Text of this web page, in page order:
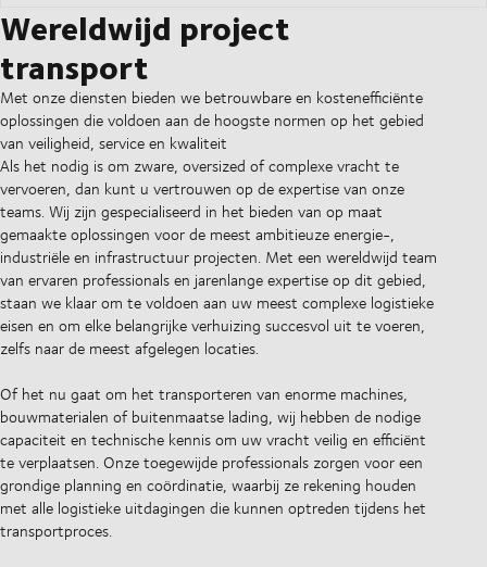
Wereldwijd project
transport
Met onze diensten bieden we betrouwbare en kostenefficiënte
oplossingen die voldoen aan de hoogste normen op het gebied
van veiligheid, service en kwaliteit
Als het nodig is om zware, oversized of complexe vracht te
vervoeren, dan kunt u vertrouwen op de expertise van onze
teams. Wij zijn gespecialiseerd in het bieden van op maat
gemaakte oplossingen voor de meest ambitieuze energie-,
industriële en infrastructuur projecten. Met een wereldwijd team
van ervaren professionals en jarenlange expertise op dit gebied,
staan we klaar om te voldoen aan uw meest complexe logistieke
eisen en om elke belangrijke verhuizing succesvol uit te voeren,
zelfs naar de meest afgelegen locaties.
Of het nu gaat om het transporteren van enorme machines,
bouwmaterialen of buitenmaatse lading, wij hebben de nodige
capaciteit en technische kennis om uw vracht veilig en efficiënt
te verplaatsen. Onze toegewijde professionals zorgen voor een
grondige planning en coördinatie, waarbij ze rekening houden
met alle logistieke uitdagingen die kunnen optreden tijdens het
transportproces.